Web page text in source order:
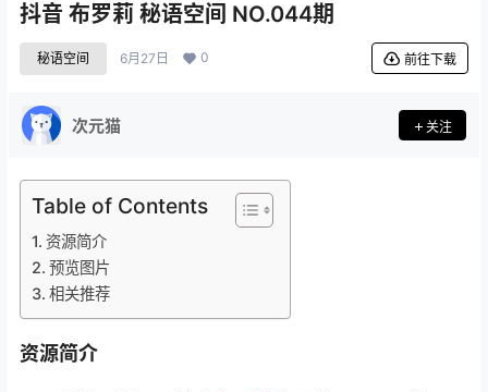
抖音 布罗莉 秘语空间 NO.044期
秘语空间 6月27日 0 前往下载
次元猫 关注
Table of Contents
资源简介
预览图片
相关推荐
资源简介